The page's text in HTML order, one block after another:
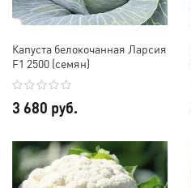
Капуста белокочанная Ларсия
F1 2500 (семян)
3 680 руб.